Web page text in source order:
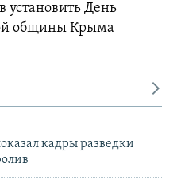
установить День
общины Крыма
кадры разведки